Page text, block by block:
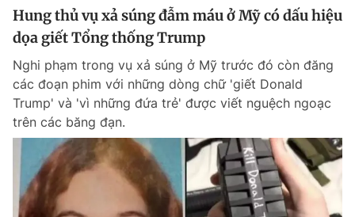
Hung thủ vụ xả súng đẫm máu ở Mỹ có dấu hiệu
dọa giết Tổng thống Trump
Nghi phạm trong vụ xả súng ở Mỹ trước đó còn đăng
các đoạn phim với những dòng chữ 'giết Donald
Trump' và 'vì những đứa trẻ' được viết nguệch ngoạc
trên các băng đạn.